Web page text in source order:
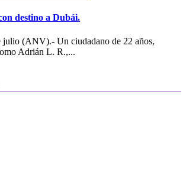
destino a Dubái.
julio (ANV).- Un ciudadano de 22 años,
Adrián L. R.,...